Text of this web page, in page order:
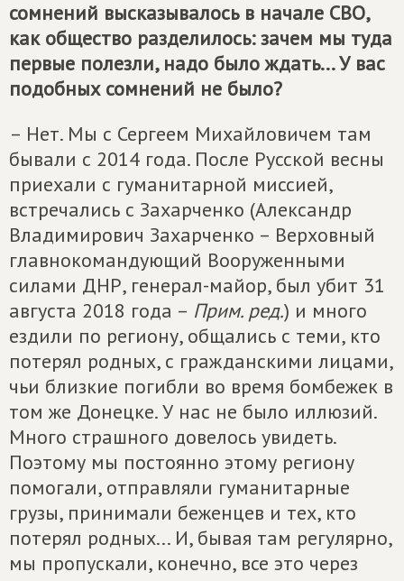
сомнений высказывалось в начале СВО,
как общество разделилось: зачем мы туда
первые полезли, надо было ждать... У вас
подобных сомнений не было?
– Нет. Мы с Сергеем Михайловичем там
бывали с 2014 года. После Русской весны
приехали с гуманитарной миссией,
встречались с Захарченко (Александр
Владимирович Захарченко – Верховный
главнокомандующий Вооруженными
силами ДНР, генерал-майор, был убит 31
августа 2018 года – Прим. ред.) и много
ездили по региону, общались с теми, кто
потерял родных, с гражданскими лицами,
чьи близкие погибли во время бомбежек в
том же Донецке. У нас не было иллюзий.
Много страшного довелось увидеть.
Поэтому мы постоянно этому региону
помогали, отправляли гуманитарные
грузы, принимали беженцев и тех, кто
потерял родных... И, бывая там регулярно,
мы пропускали, конечно, все это через